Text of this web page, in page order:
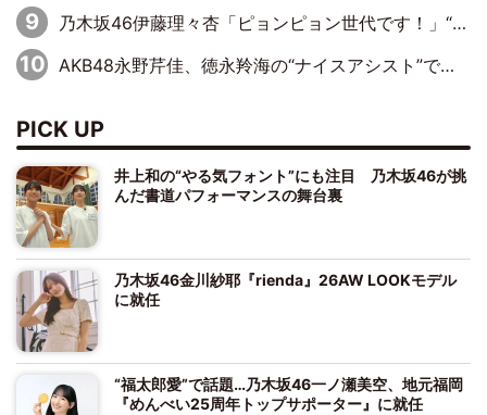
乃木坂46伊藤理々杏「ピョンピョン世代です！」“うさぎ”ポーズでアピール
AKB48永野芹佳、徳永羚海の“ナイスアシスト”で鳥取の魅力を力説
PICK UP
井上和の“やる気フォント”にも注目 乃木坂46が挑
んだ書道パフォーマンスの舞台裏
乃木坂46金川紗耶『rienda』26AW LOOKモデル
に就任
“福太郎愛”で話題…乃木坂46一ノ瀬美空、地元福岡
『めんべい25周年トップサポーター』に就任